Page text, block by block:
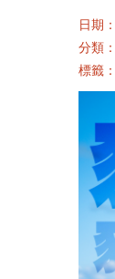
日期
分類：
標籤：